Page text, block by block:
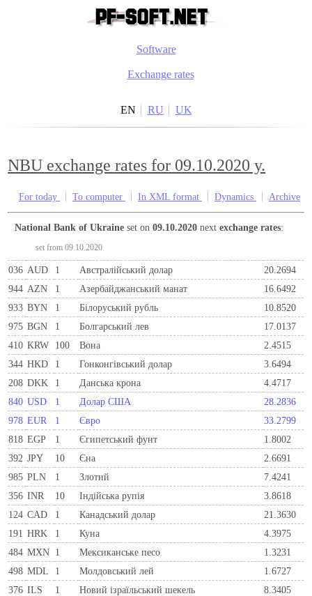
Software
Exchange rates
EN RU UK
NBU exchange rates for 09.10.2020 y.
For today To computer In XML format Dynamics Archive
National Bank of Ukraine set on09.10.2020 nextexchange rates:
set from 09.10.2020
036 AUD 1 Австралійський долар
20.2694
944 AZN 1 Азербайджанський манат
16.6492
933 BYN 1 Бiлоруський рубль
10.8520
975 BGN 1 Болгарський лев
17.0137
410 KRW 100 Вона
2.4515
344 HKD 1 Гонконгівський долар
3.6494
208 DKK 1 Данська крона
4.4717
840 USD 1 Долар США
28.2836
978 EUR 1 Євро
33.2799
818 EGP 1 Єгипетський фунт
1.8002
392 JPY 10 Єна
2.6691
985 PLN 1 Злотий
7.4241
356 INR 10 Індійська рупія
3.8618
124 CAD 1 Канадський долар
21.3630
191 HRK 1 Куна
4.3975
484 MXN 1 Мексиканське песо
1.3231
498 MDL 1 Молдовський лей
1.6727
376 ILS 1 Новий ізраїльський шекель
8.3405